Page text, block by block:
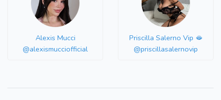
Alexis Mucci
@alexismucciofficial
Priscilla Salerno Vip 🫦
@priscillasalernovip